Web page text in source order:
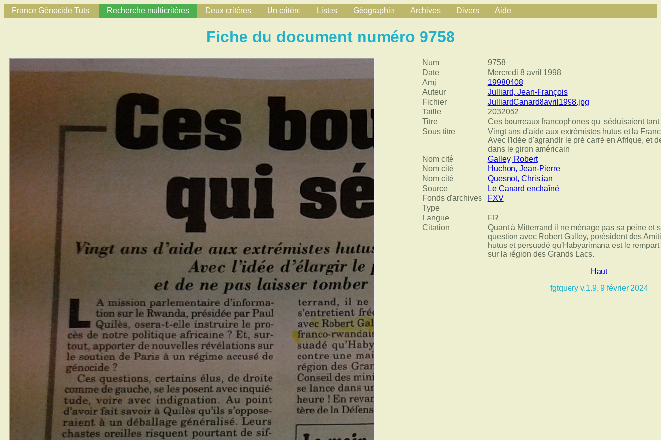
France Génocide Tutsi Recherche multicritères Deux critères Un critère Listes Géographie Archives Divers Aide
Fiche du document numéro 9758
Num
9758
Date
Mercredi 8 avril 1998
Amj
19980408
Auteur
Julliard, Jean-François
Fichier
JulliardCanard8avril1998.jpg
Taille
2032062
Titre
Ces bourreaux francophones qui séduisaient tant
Sous titre
Vingt ans d'aide aux extrémistes hutus et la
Avec l'idée d'agrandir le pré carré en Afrique, et
dans le giron américain
Nom cité
Galley, Robert
Nom cité
Huchon, Jean-Pierre
Nom cité
Quesnot, Christian
Source
Le Canard enchaîné
Fonds d'archives
FXV
Type
Langue
FR
Citation
Quant à Mitterrand il ne ménage pas sa peine et
question avec Robert Galley, porésident des
hutus et persuadé qu'Habyarimana est le
sur la région des Grands Lacs.
Haut
fgtquery v.1.9, 9 février 2024